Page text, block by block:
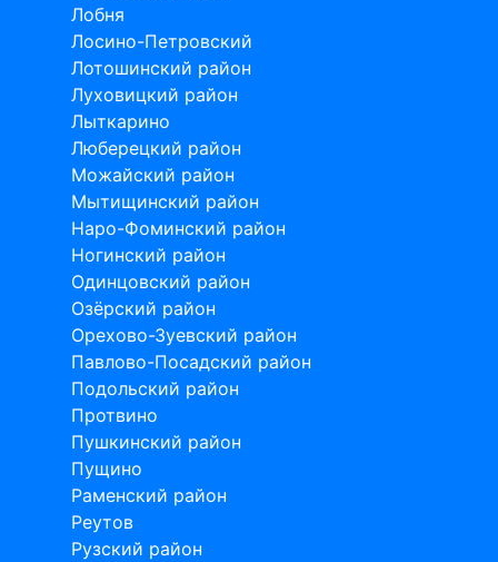
Лобня
Лосино-Петровский
Лотошинский район
Луховицкий район
Лыткарино
Люберецкий район
Можайский район
Мытищинский район
Наро-Фоминский район
Ногинский район
Одинцовский район
Озёрский район
Орехово-Зуевский район
Павлово-Посадский район
Подольский район
Протвино
Пушкинский район
Пущино
Раменский район
Реутов
Рузский район